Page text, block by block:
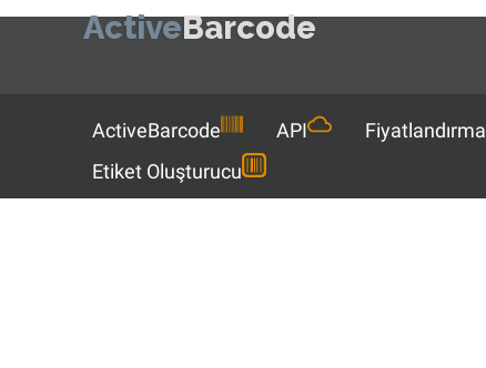
ActiveBarcode
ActiveBarcode API Fiyatlandırma
Etiket Oluşturucu